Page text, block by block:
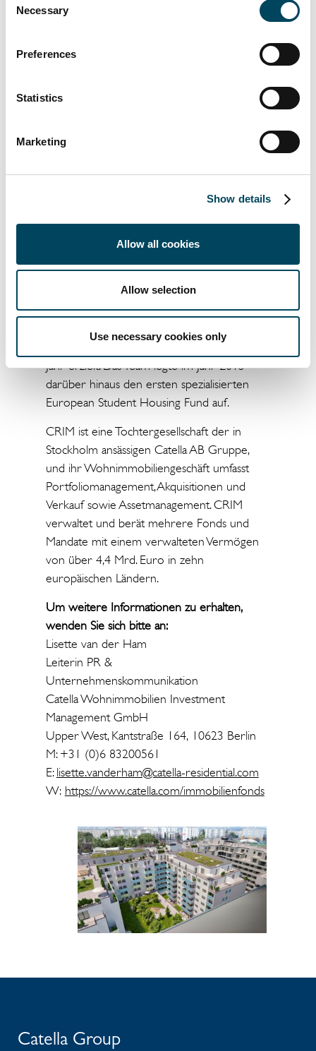
Selection
Necessary
Preferences
Statistics
Marketing
Show details
Allow all cookies
Allow selection
Use necessary cookies only
1,5 Milliarden Euro (Assets under
Der CER ist Teil der Catella Residential-
grenzüberschreitenden Fondslinie in diesem
Immobiliensektor in Europa mit AuM von
Über die Catella Residential Investment
Management GmbH (CRIM)
Catella hat 2007 seinen ersten europäischen
Wohnimmobilienfonds mit einem Volumen
von fast 1,5 Mrd. Euro aufgelegt und seither
bis Ende Q3 2020 eine durchschnittliche
Nettorendite für Investoren von 8,6 % pro
Jahr erzielt. Das Team legte im Jahr 2013
darüber hinaus den ersten spezialisierten
European Student Housing Fund auf.
CRIM ist eine Tochtergesellschaft der in
Stockholm ansässigen Catella AB Gruppe,
und ihr Wohnimmobiliengeschäft umfasst
Portfoliomanagement, Akquisitionen und
Verkauf sowie Assetmanagement. CRIM
verwaltet und berät mehrere Fonds und
Mandate mit einem verwalteten Vermögen
von über 4,4 Mrd. Euro in zehn
europäischen Ländern.
Um weitere Informationen zu erhalten,
wenden Sie sich bitte an:
Lisette van der Ham
Leiterin PR &
Unternehmenskommunikation
Catella Wohnimmobilien Investment
Management GmbH
Upper West, Kantstraße 164, 10623 Berlin
M: +31 (0)6 83200561
E:lisette.vanderham@catella-residential.com
W: https://www.catella.com/immobilienfonds
Catella Group